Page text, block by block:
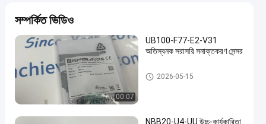
সম্পর্কিত ভিডিও
00:07
UB100-F77-E2-V31
অতিস্বনক সরাসরি সনাক্তকরণ সেন্সর
PEPPERL FUCHS বিচ্ছিন্ন বাধা
2026-05-15
NBB20-U4-UU উচ্চ-কার্যকারিতা